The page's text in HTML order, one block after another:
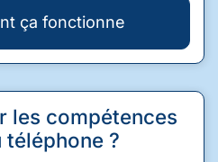
ça fonctionne
les compétences
?